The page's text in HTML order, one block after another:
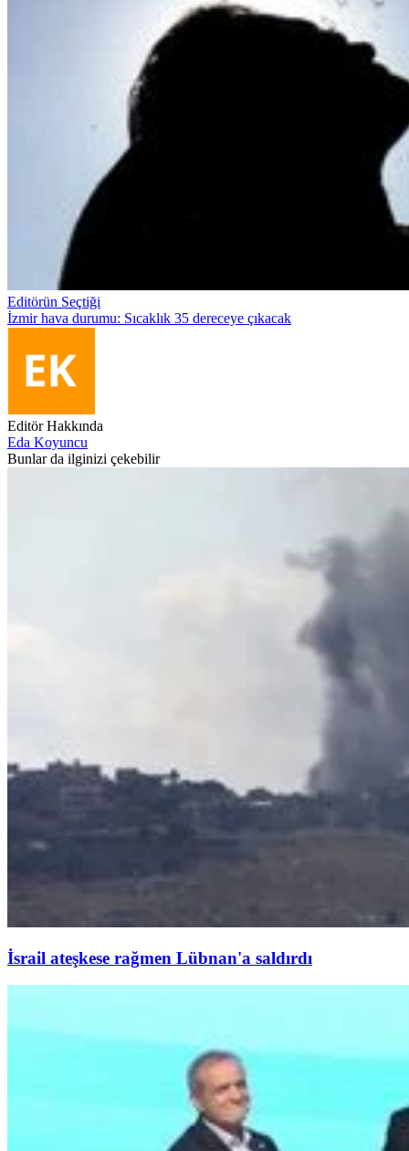
Editörün Seçtiği
İzmir hava durumu: Sıcaklık 35 dereceye çıkacak
Editör Hakkında
Eda Koyuncu
Bunlar da ilginizi çekebilir
İsrail ateşkese rağmen Lübnan'a saldırdı